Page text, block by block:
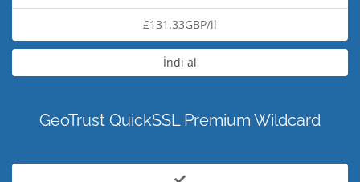
£131.33GBP/il
İndi al
GeoTrust QuickSSL Premium Wildcard